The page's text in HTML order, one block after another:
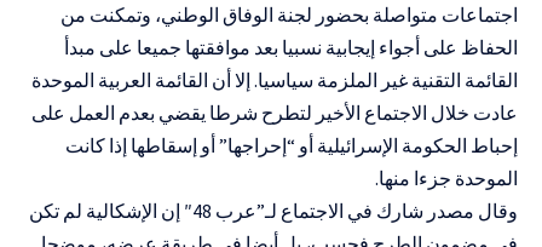
اجتماعات متواصلة بحضور لجنة الوفاق الوطني، وتمكنت من
الحفاظ على أجواء إيجابية نسبيا بعد موافقتها جميعا على مبدأ
القائمة التقنية غير الملزمة سياسيا. إلا أن القائمة العربية الموحدة
عادت خلال الاجتماع الأخير لتطرح شرطا يقضي بعدم العمل على
إحباط الحكومة الإسرائيلية أو “إحراجها” أو إسقاطها إذا كانت
الموحدة جزءا منها.
وقال مصدر شارك في الاجتماع لـ”عرب 48″ إن الإشكالية لم تكن